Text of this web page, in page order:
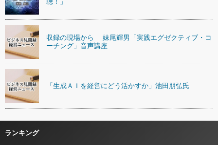
収録の現場から 妹尾輝男「実践エグゼクティブ・コ
ーチング」音声講座
「生成ＡＩを経営にどう活かすか」池田朋弘氏
ランキング